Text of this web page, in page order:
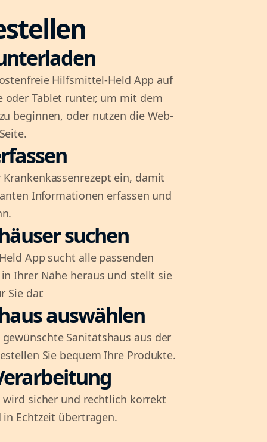
Hilfsmittel-Held App auf
oder Tablet runter, um mit dem
beginnen, oder nutzen die Web-
Krankenkassenrezept ein, damit
Informationen erfassen und
suchen
App sucht alle passenden
Ihrer Nähe heraus und stellt sie
Sie dar.
auswählen
gewünschte Sanitätshaus aus der
Sie bequem Ihre Produkte.
sicher und rechtlich korrekt
Echtzeit übertragen.